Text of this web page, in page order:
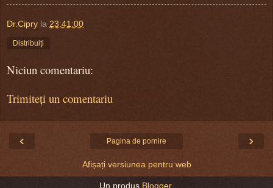
Dr.Cipry la 23:41:00
Distribuiți
Niciun comentariu:
Trimiteți un comentariu
‹ ›
Pagina de pornire
Afișați versiunea pentru web
Un produs Blogger.